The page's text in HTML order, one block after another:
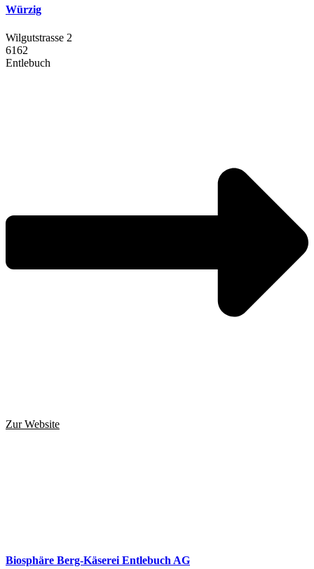
Würzig
Wilgutstrasse 2
6162
Entlebuch
Zur Website
Biosphäre Berg-Käserei Entlebuch AG